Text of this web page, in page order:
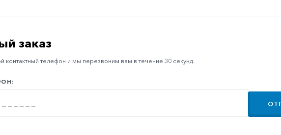
заказ
контактный телефон и мы перезвоним вам в течение 30 секунд.